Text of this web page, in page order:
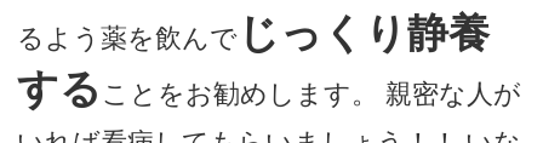
るよう薬を飲んでじっくり静養
する ことをお勧めします。 親密な人が